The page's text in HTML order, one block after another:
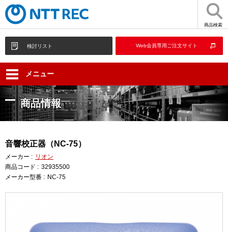
商品検索
検討リスト Web会員専用ご注文サイト
メニュー
商品情報
音響校正器（NC-75）
メーカー : リオン
商品コード : 32935500
メーカー型番 : NC-75